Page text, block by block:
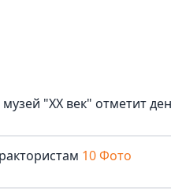
музей "ХХ век" отметит
10 Фото